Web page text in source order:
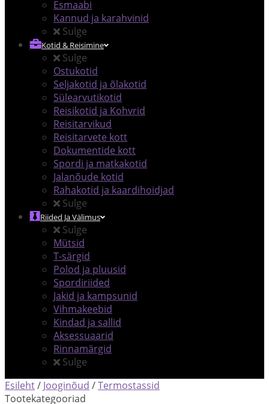
Esmaabi
Kannud ja karahvinid
Sulge
Kotid & Reisimine
Sulge
Ostukotid
Seljakotid ja õlakotid
Sülearvutikotid
Reisikotid ja Kohvrid
Reisitarvikud
Reisitarvete kott
Dokumentide kott
Spordi ja matkakotid
Jalanõude kotid
Rahakotid ja kaardihoidjad
Sulge
Riided Ja Välimus
Sulge
Mütsid
T-särgid
Polod ja pluusid
Spordiriided
Jakid ja kampsunid
Vihmakeebid
Kindad ja sallid
Aksessuaarid
Rinnamärgid
Sulge
Esileht/ Jooginõud /Termostassid
Tootekategooriad